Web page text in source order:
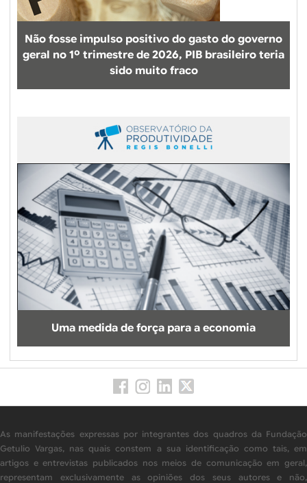
Não fosse impulso positivo do gasto do governo
geral no 1º trimestre de 2026, PIB brasileiro teria
sido muito fraco
Uma medida de força para a economia
As manifestações expressas por integrantes dos quadros da Fundação
Getulio Vargas, nas quais constem a sua identificação como tais, em
artigos e entrevistas publicados nos meios de comunicação em geral,
representam exclusivamente as opiniões dos seus autores e não,